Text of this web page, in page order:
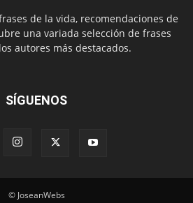
de la vida, recomendaciones de
una variada selección de frases
autores más destacados.
SÍGUENOS
© JoseanWebs